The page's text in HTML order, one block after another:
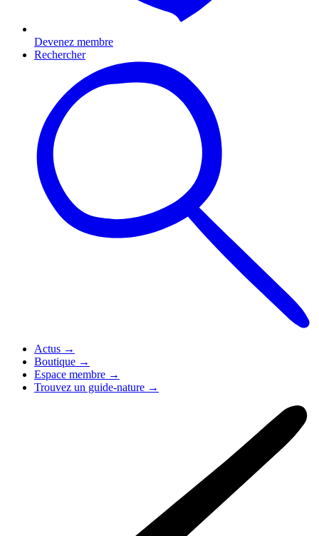
Devenez membre
Rechercher
Actus →
Boutique →
Espace membre →
Trouvez un guide-nature →